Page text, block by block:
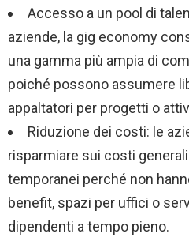
Accesso a un pool di
aziende, la gig economy
una gamma più ampia di
poiché possono assumere
appaltatori per progetti o
Riduzione dei costi: le
risparmiare sui costi
temporanei perché non
benefit, spazi per uffici o
dipendenti a tempo pieno.